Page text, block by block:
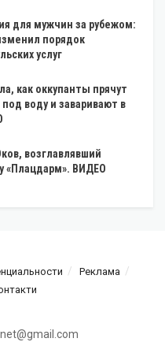
для мужчин за рубежом:
порядок
услуг
как оккупанты прячут
воду и заваривают в
возглавлявший
«Плацдарм». ВИДЕО
Реклама